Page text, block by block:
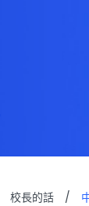
校長的話 /